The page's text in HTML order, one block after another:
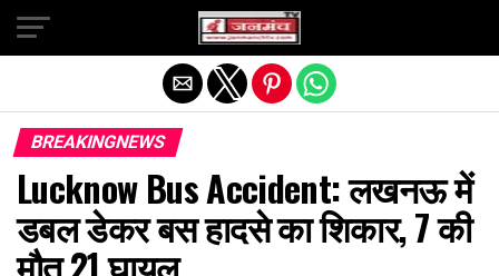
BREAKINGNEWS
Lucknow Bus Accident: लखनऊ में
डबल डेकर बस हादसे का शिकार, 7 की
मौत 21 घायल
Exit mobile version